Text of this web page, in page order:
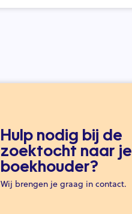
Hulp nodig bij de
zoektocht naar je
boekhouder?
Wij brengen je graag in contact.